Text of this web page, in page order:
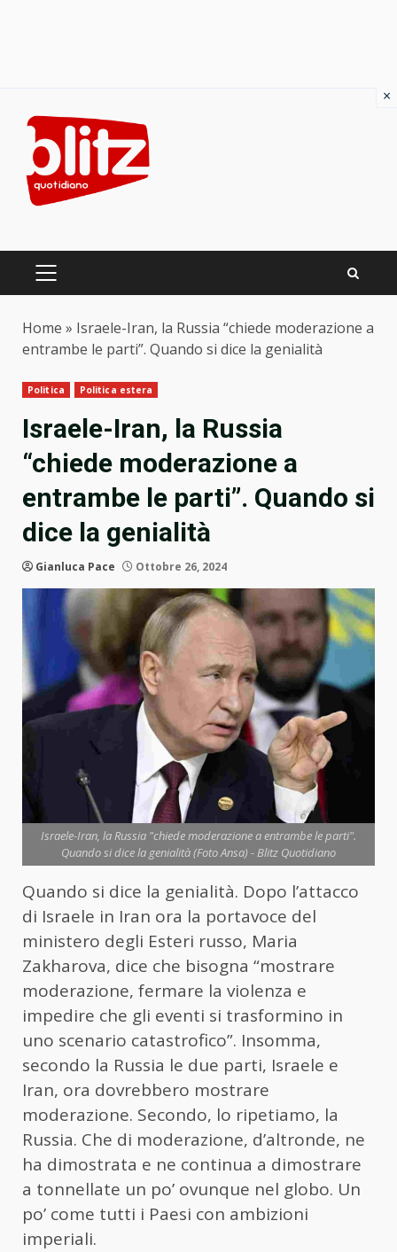
content
PRIMARY
Home » Israele-Iran, la Russia “chiede moderazione a
entrambe le parti”. Quando si dice la genialità
Politica Politica estera
Israele-Iran, la Russia
“chiede moderazione a
entrambe le parti”. Quando si
dice la genialità
Gianluca Pace Ottobre 26, 2024
Israele-Iran, la Russia "chiede moderazione a entrambe le parti".
Quando si dice la genialità (Foto Ansa) - Blitz Quotidiano
Quando si dice la genialità. Dopo l’attacco
di Israele in Iran ora la portavoce del
ministero degli Esteri russo, Maria
Zakharova, dice che bisogna “mostrare
moderazione, fermare la violenza e
impedire che gli eventi si trasformino in
uno scenario catastrofico”. Insomma,
secondo la Russia le due parti, Israele e
Iran, ora dovrebbero mostrare
moderazione. Secondo, lo ripetiamo, la
Russia. Che di moderazione, d’altronde, ne
ha dimostrata e ne continua a dimostrare
a tonnellate un po’ ovunque nel globo. Un
po’ come tutti i Paesi con ambizioni
imperiali.
×